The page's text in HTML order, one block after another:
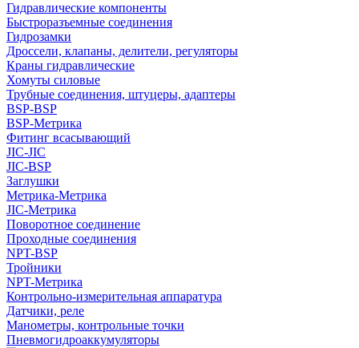
Гидравлические компоненты
Быстроразъемные соединения
Гидрозамки
Дроссели, клапаны, делители, регуляторы
Краны гидравлические
Хомуты силовые
Трубные соединения, штуцеры, адаптеры
BSP-BSP
BSP-Метрика
Фитинг всасывающий
JIC-JIC
JIC-BSP
Заглушки
Метрика-Метрика
JIC-Метрика
Поворотное соединение
Проходные соединения
NPT-BSP
Тройники
NPT-Метрика
Контрольно-измерительная аппаратура
Датчики, реле
Манометры, контрольные точки
Пневмогидроаккумуляторы